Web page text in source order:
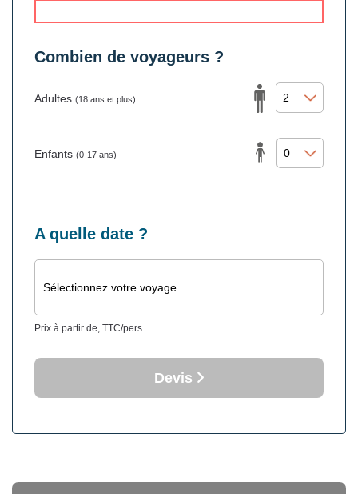
Combien de voyageurs ?
Adultes (18 ans et plus)
Enfants (0-17 ans)
A quelle date ?
Sélectionnez votre voyage
Prix à partir de, TTC/pers.
Devis